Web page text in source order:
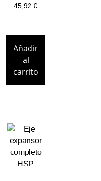
45,92€
Añadir
al
carrito